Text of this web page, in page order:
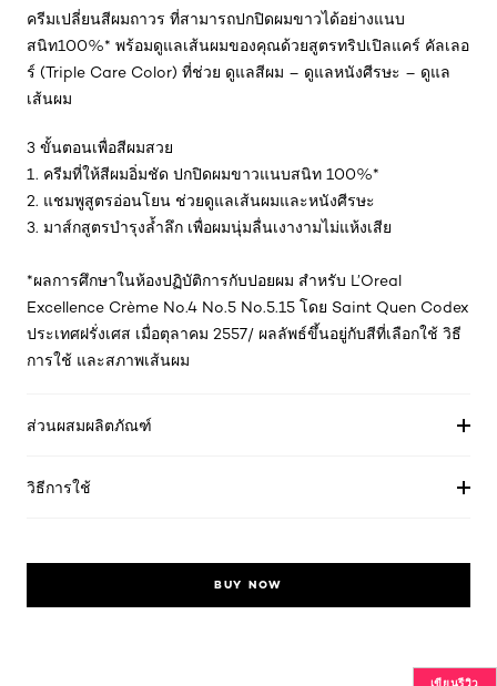
ครีมเปลี่ยนสีผมถาวร ที่สามารถปกปิดผมขาวได้อย่างแนบ
สนิท100%* พร้อมดูแลเส้นผมของคุณด้วยสูตรทริปเปิลแคร์ คัลเลอ
ร์ (Triple Care Color) ที่ช่วย ดูแลสีผม – ดูแลหนังศีรษะ – ดูแล
เส้นผม
3 ขั้นตอนเพื่อสีผมสวย
1. ครีมที่ให้สีผมอิ่มชัด ปกปิดผมขาวแนบสนิท 100%*
2. แชมพูสูตรอ่อนโยน ช่วยดูแลเส้นผมและหนังศีรษะ
3. มาส์กสูตรบำรุงล้ำลึก เพื่อผมนุ่มลื่นเงางามไม่แห้งเสีย
*ผลการศึกษาในห้องปฏิบัติการกับปอยผม สำหรับ L’Oreal
Excellence Crème No.4 No.5 No.5.15 โดย Saint Quen Codex
ประเทศฝรั่งเศส เมื่อตุลาคม 2557/ ผลลัพธ์ขึ้นอยู่กับสีที่เลือกใช้ วิธี
การใช้ และสภาพเส้นผม
ส่วนผสมผลิตภัณฑ์
วิธีการใช้
BUY NOW